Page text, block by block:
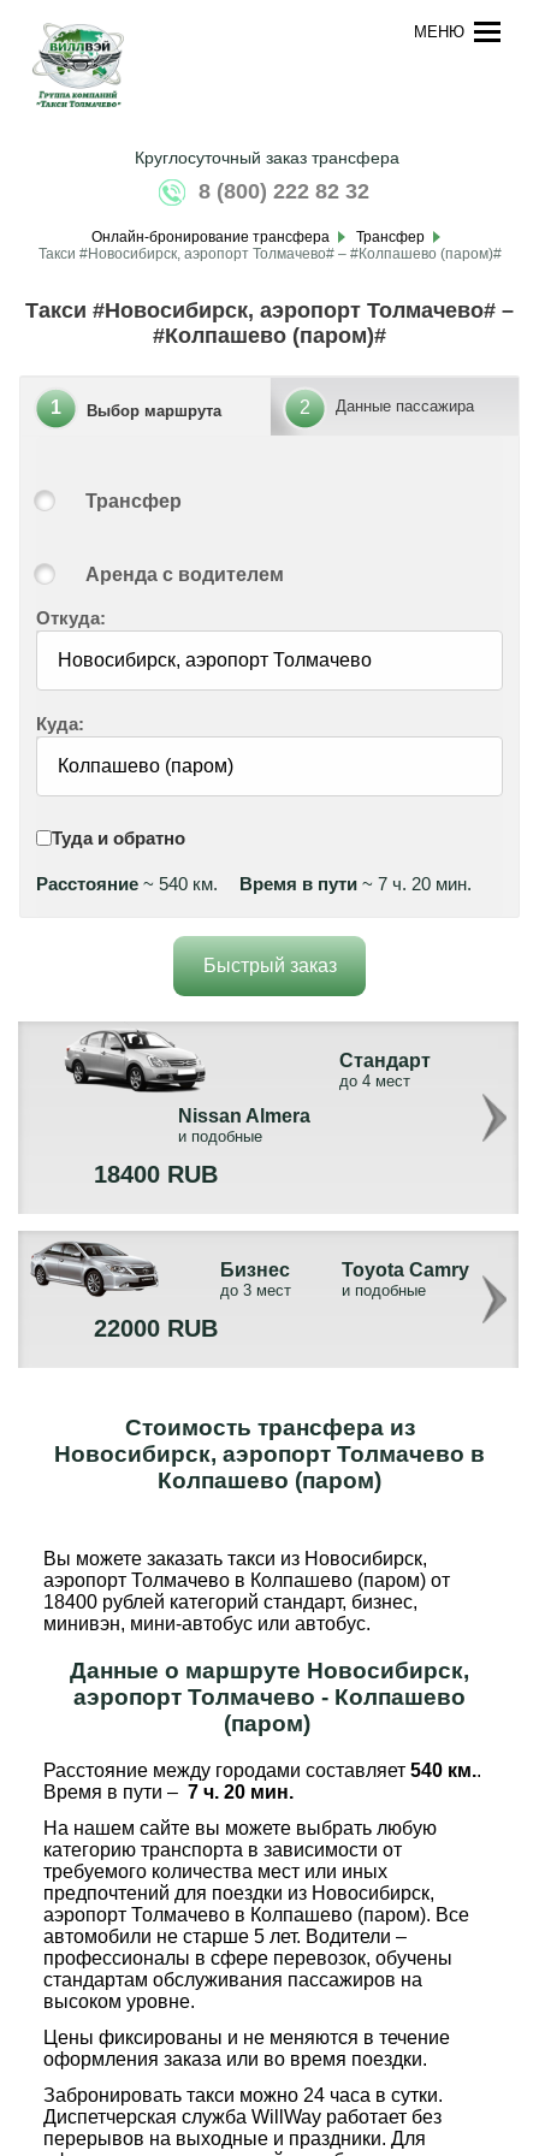
МЕНЮ
Круглосуточный заказ трансфера
8 (800) 222 82 32
Онлайн-бронирование трансфера
Трансфер
Такси #Новосибирск, аэропорт Толмачево# – #Колпашево (паром)#
Такси #Новосибирск, аэропорт Толмачево# –
#Колпашево (паром)#
1 Выбор маршрута 2 Данные пассажира
Трансфер
Аренда с водителем
Откуда:
Куда:
Туда и обратно
Расстояние~ 540 км. Время в пути~ 7 ч. 20 мин.
Быстрый заказ
Стандарт
до 4 мест
Nissan Almera
и подобные
18400 RUB
Бизнес
до 3 мест
Toyota Camry
и подобные
22000 RUB
Стоимость трансфера из
Новосибирск, аэропорт Толмачево в
Колпашево (паром)
Вы можете заказать такси из Новосибирск,
аэропорт Толмачево в Колпашево (паром) от
18400 рублей категорий стандарт, бизнес,
минивэн, мини-автобус или автобус.
Данные о маршруте Новосибирск,
аэропорт Толмачево - Колпашево
(паром)
Расстояние между городами составляет 540 км..
Время в пути – 7 ч. 20 мин.
На нашем сайте вы можете выбрать любую
категорию транспорта в зависимости от
требуемого количества мест или иных
предпочтений для поездки из Новосибирск,
аэропорт Толмачево в Колпашево (паром). Все
автомобили не старше 5 лет. Водители –
профессионалы в сфере перевозок, обучены
стандартам обслуживания пассажиров на
высоком уровне.
Цены фиксированы и не меняются в течение
оформления заказа или во время поездки.
Забронировать такси можно 24 часа в сутки.
Диспетчерская служба WillWay работает без
перерывов на выходные и праздники. Для